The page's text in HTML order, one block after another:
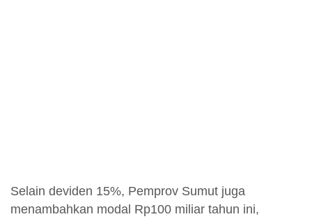
Selain deviden 15%, Pemprov Sumut juga
menambahkan modal Rp100 miliar tahun ini,